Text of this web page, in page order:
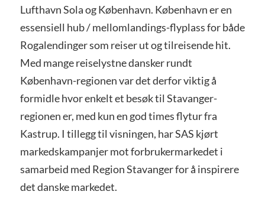
Lufthavn Sola og København. København er en
essensiell hub / mellomlandings-flyplass for både
Rogalendinger som reiser ut og tilreisende hit.
Med mange reiselystne dansker rundt
København-regionen var det derfor viktig å
formidle hvor enkelt et besøk til Stavanger-
regionen er, med kun en god times flytur fra
Kastrup. I tillegg til visningen, har SAS kjørt
markedskampanjer mot forbrukermarkedet i
samarbeid med Region Stavanger for å inspirere
det danske markedet.